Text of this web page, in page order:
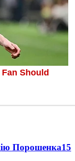
Порошенка15